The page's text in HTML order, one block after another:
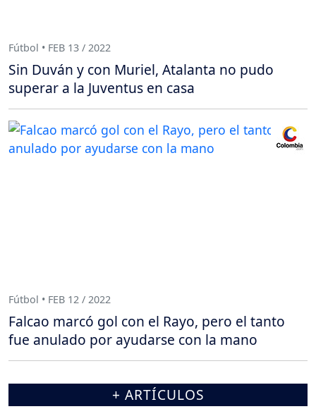
Fútbol • FEB 13 / 2022
Sin Duván y con Muriel, Atalanta no pudo
superar a la Juventus en casa
Fútbol • FEB 12 / 2022
Falcao marcó gol con el Rayo, pero el tanto
fue anulado por ayudarse con la mano
+ ARTÍCULOS